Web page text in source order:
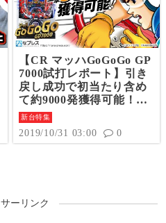
【CR マッハGoGoGo GP
7000試打レポート】引き
戻し成功で初当たり含め
て約9000発獲得可能！
「スペシャルビクトリー
タイム」は16Rの2400発
大当たりが3セット確定！
新台特集
2019/10/31 03:00 0
ーリンク